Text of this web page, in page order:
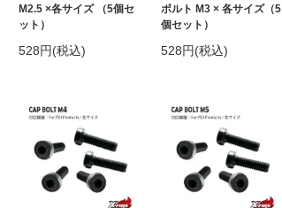
M2.5 ×各サイズ （5個セ
ット）
528円(税込)
ボルト M3 × 各サイズ（5
個セット）
528円(税込)